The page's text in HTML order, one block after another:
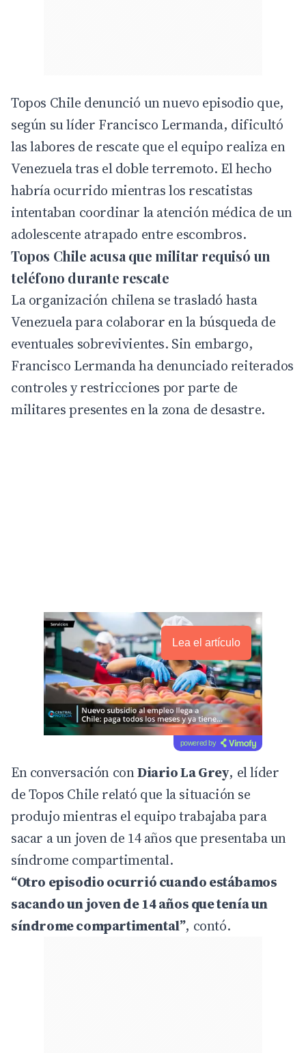
Topos Chile denunció un nuevo episodio que,
según su líder Francisco Lermanda, dificultó
las labores de rescate que el equipo realiza en
Venezuela tras el doble terremoto. El hecho
habría ocurrido mientras los rescatistas
intentaban coordinar la atención médica de un
adolescente atrapado entre escombros.
Topos Chile acusa que militar requisó un
teléfono durante rescate
La organización chilena se trasladó hasta
Venezuela para colaborar en la búsqueda de
eventuales sobrevivientes. Sin embargo,
Francisco Lermanda ha denunciado reiterados
controles y restricciones por parte de
militares presentes en la zona de desastre.
Lea el artículo
powered by
En conversación conDiario La Grey, el líder
de Topos Chile relató que la situación se
produjo mientras el equipo trabajaba para
sacar a un joven de 14 años que presentaba un
síndrome compartimental.
“Otro episodio ocurrió cuando estábamos
sacando un joven de 14 años que tenía un
síndrome compartimental”, contó.